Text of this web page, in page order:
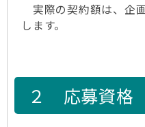
実際の契約額は、企
します。
２ 応募資格